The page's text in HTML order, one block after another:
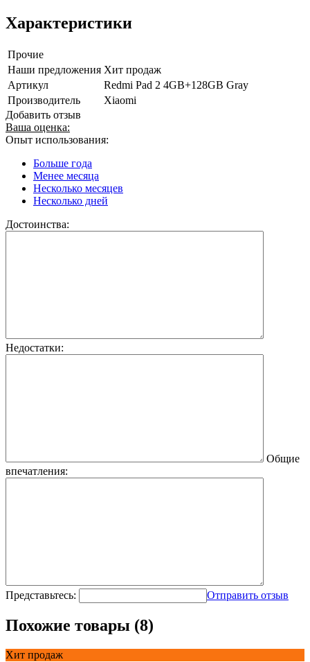
Характеристики
Прочие
Наши предложения Хит продаж
Артикул
Redmi Pad 2 4GB+128GB Gray
Производитель
Xiaomi
Добавить отзыв
Ваша оценка:
Опыт использования:
Больше года
Менее месяца
Несколько месяцев
Несколько дней
Достоинства:
Недостатки:
Общие
впечатления:
Представьтесь: Отправить отзыв
Похожие товары (8)
Хит продаж